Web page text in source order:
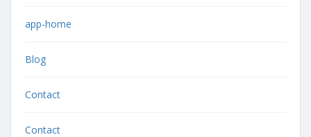
app-home
Blog
Contact
Contact